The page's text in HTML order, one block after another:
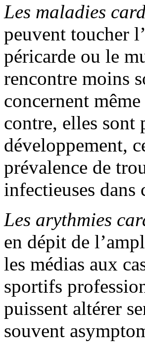
Les maladies
peuvent toucher
péricarde ou le
rencontre moins
concernent
contre, elles sont
développement,
prévalence de
infectieuses dans
Les arythmies
en dépit de
les médias aux
sportifs
puissent altérer
souvent